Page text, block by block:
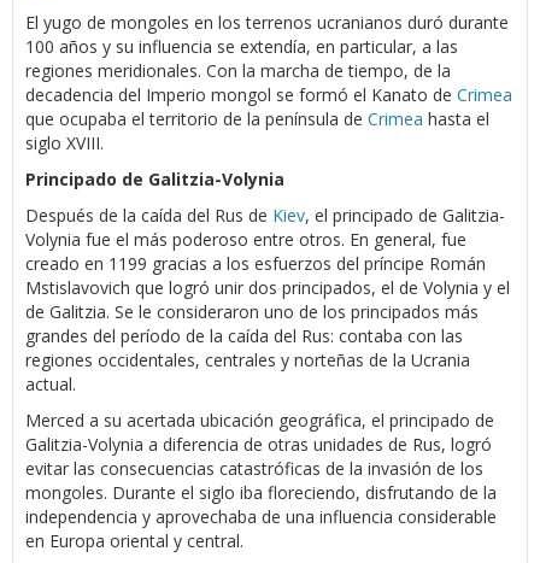
El yugo de mongoles en los terrenos ucranianos duró durante
100 años y su influencia se extendía, en particular, a las
regiones meridionales. Con la marcha de tiempo, de la
decadencia del Imperio mongol se formó el Kanato de Crimea
que ocupaba el territorio de la península de Crimea hasta el
siglo XVIII.
Principado de Galitzia-Volynia
Después de la caída del Rus de Kiev, el principado de Galitzia-
Volynia fue el más poderoso entre otros. En general, fue
creado en 1199 gracias a los esfuerzos del príncipe Román
Mstislavovich que logró unir dos principados, el de Volynia y el
de Galitzia. Se le consideraron uno de los principados más
grandes del período de la caída del Rus: contaba con las
regiones occidentales, centrales y norteñas de la Ucrania
actual.
Merced a su acertada ubicación geográfica, el principado de
Galitzia-Volynia a diferencia de otras unidades de Rus, logró
evitar las consecuencias catastróficas de la invasión de los
mongoles. Durante el siglo iba floreciendo, disfrutando de la
independencia y aprovechaba de una influencia considerable
en Europa oriental y central.